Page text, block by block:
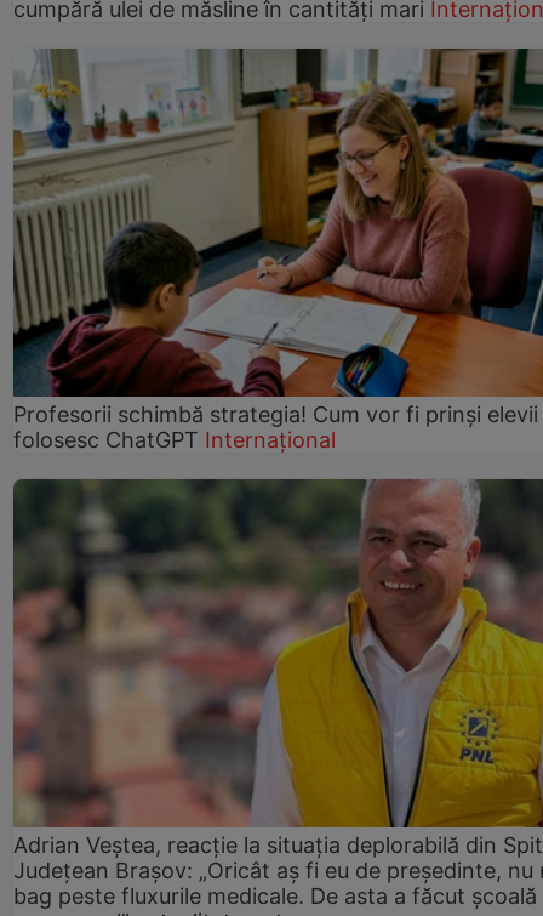
cumpără ulei de măsline în cantități mari
Profesorii schimbă strategia! Cum vor fi prinși elevii
folosesc ChatGPT Internațional
Adrian Veștea, reacție la situația deplorabilă din
Județean Brașov: „Oricât aș fi eu de președinte, nu
bag peste fluxurile medicale. De asta a făcut școală